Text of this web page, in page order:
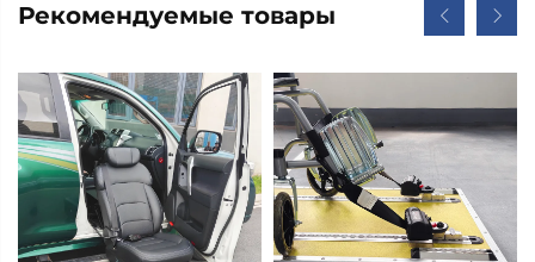
Рекомендуемые товары